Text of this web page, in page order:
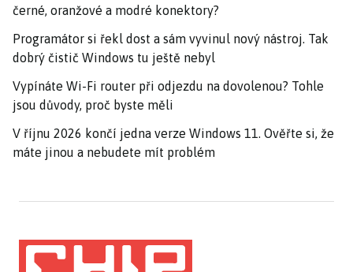
černé, oranžové a modré konektory?
Programátor si řekl dost a sám vyvinul nový nástroj. Tak
dobrý čistič Windows tu ještě nebyl
Vypínáte Wi-Fi router při odjezdu na dovolenou? Tohle
jsou důvody, proč byste měli
V říjnu 2026 končí jedna verze Windows 11. Ověřte si, že
máte jinou a nebudete mít problém